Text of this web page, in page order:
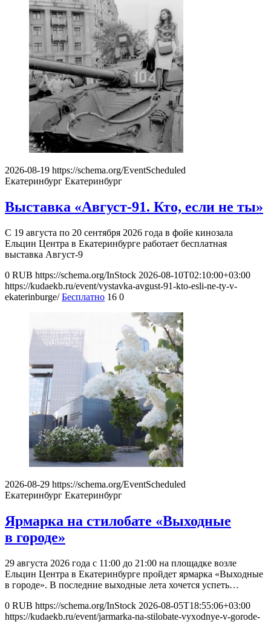
2026-08-19 https://schema.org/EventScheduled
Екатеринбург Екатеринбург
Выставка «Август-91. Кто, если не ты»
С 19 августа по 20 сентября 2026 года в фойе кинозала
Ельцин Центра в Екатеринбурге работает бесплатная
выставка Август-9
0 RUB https://schema.org/InStock 2026-08-10T02:10:00+03:00
https://kudaekb.ru/event/vystavka-avgust-91-kto-esli-ne-ty-v-
ekaterinburge/ Бесплатно 16 0
2026-08-29 https://schema.org/EventScheduled
Екатеринбург Екатеринбург
Ярмарка на стилобате «Выходные
в городе»
29 августа 2026 года с 11:00 до 21:00 на площадке возле
Ельцин Центра в Екатеринбурге пройдет ярмарка «Выходные
в городе». В последние выходные лета хочется успеть…
0 RUB https://schema.org/InStock 2026-08-05T18:55:06+03:00
https://kudaekb.ru/event/jarmarka-na-stilobate-vyxodnye-v-gorode-